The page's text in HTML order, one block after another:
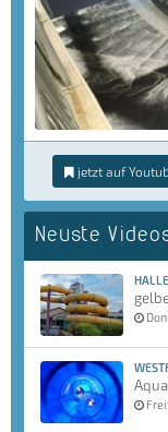
jetzt auf
Neuste